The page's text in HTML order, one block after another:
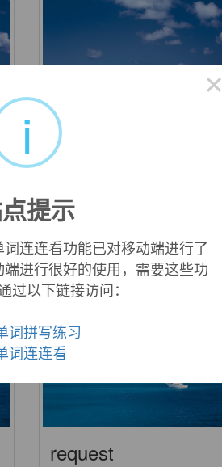
reptile
动物；卑鄙的人
request
×
i
提示
连连看功能已对移动端进行了
进行很好的使用，需要这些功
过以下链接访问：
词拼写练习
词连连看